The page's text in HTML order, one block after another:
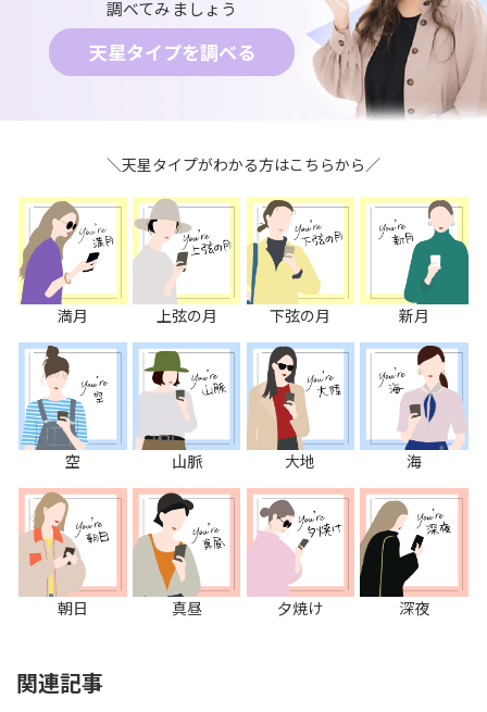
調べてみましょう
天星タイプを調べる
＼天星タイプがわかる方はこちらから／
満月 上弦の月 下弦の月 新月
空 山脈 大地 海
朝日 真昼 夕焼け 深夜
関連記事